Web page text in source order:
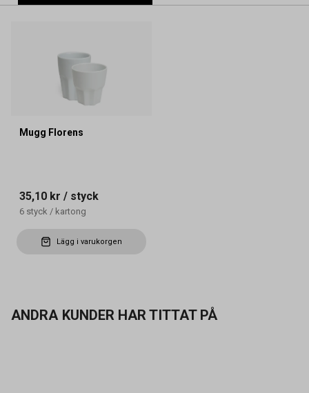
Mugg Florens
35,10 kr / styck
6 styck / kartong
Lägg i varukorgen
ANDRA KUNDER HAR TITTAT PÅ